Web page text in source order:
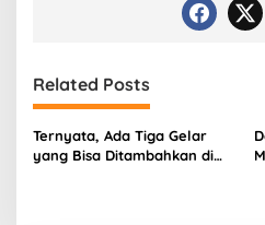
Related Posts
Ternyata, Ada Tiga Gelar
yang Bisa Ditambahkan di